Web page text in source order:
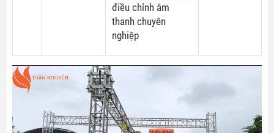
điều chỉnh âm
thanh chuyên
nghiệp